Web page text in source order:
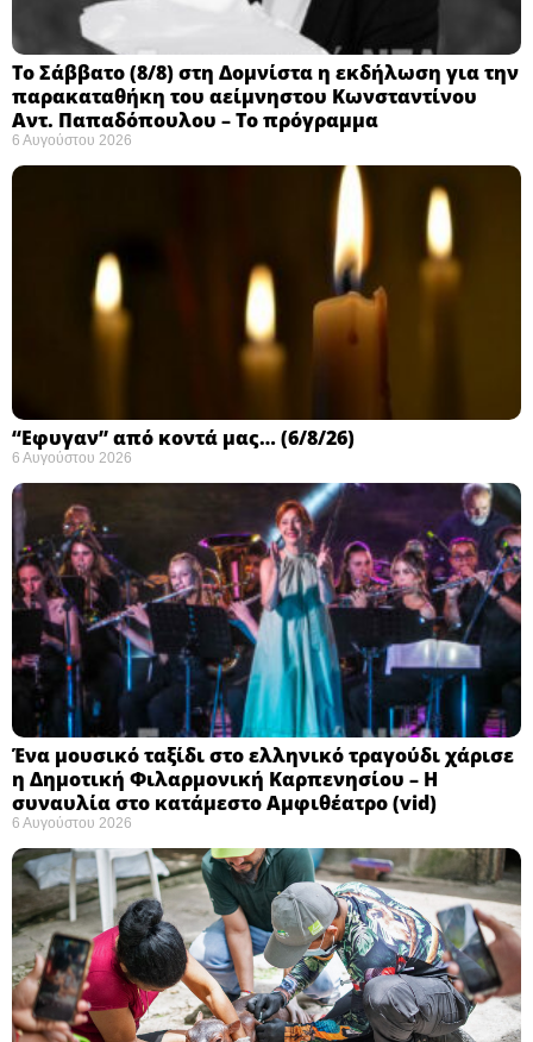
Το Σάββατο (8/8) στη Δομνίστα η εκδήλωση για την
παρακαταθήκη του αείμνηστου Κωνσταντίνου
Αντ. Παπαδόπουλου – Το πρόγραμμα
6 Αυγούστου 2026
“Εφυγαν” από κοντά μας… (6/8/26)
6 Αυγούστου 2026
Ένα μουσικό ταξίδι στο ελληνικό τραγούδι χάρισε
η Δημοτική Φιλαρμονική Καρπενησίου – Η
συναυλία στο κατάμεστο Αμφιθέατρο (vid)
6 Αυγούστου 2026